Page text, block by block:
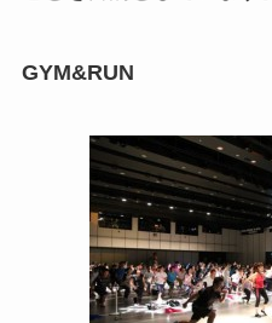
GYM&RUN